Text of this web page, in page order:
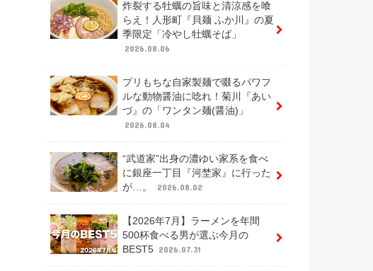
炸裂する牡蠣の旨味と清涼感を喰
らえ！人形町『貝麺 ふか川』の夏
季限定「冷やし牡蠣そば」
2026.08.06
プリもちな自家製麺で啜るパワフ
ルな動物醤油に唸れ！菊川『あい
づ』の「ワンタン麺(醤油)」
2026.08.04
“武道家”出身の濃ゆい家系を食べ
に銀座一丁目『河埜家』に行った
が…。
2026.08.02
【2026年7月】ラーメンを年間
500杯食べる男が選ぶ今月の
BEST5 2026.07.31